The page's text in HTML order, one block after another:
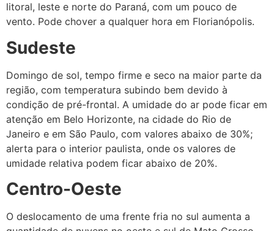
litoral, leste e norte do Paraná, com um pouco de
vento. Pode chover a qualquer hora em Florianópolis.
Sudeste
Domingo de sol, tempo firme e seco na maior parte da
região, com temperatura subindo bem devido à
condição de pré-frontal. A umidade do ar pode ficar em
atenção em Belo Horizonte, na cidade do Rio de
Janeiro e em São Paulo, com valores abaixo de 30%;
alerta para o interior paulista, onde os valores de
umidade relativa podem ficar abaixo de 20%.
Centro-Oeste
O deslocamento de uma frente fria no sul aumenta a